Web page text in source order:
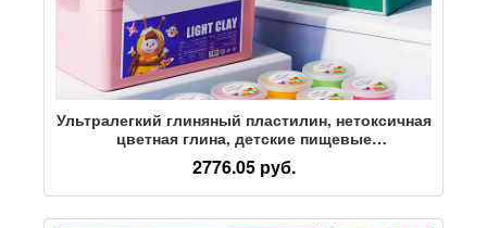
Ультралегкий глиняный пластилин, нетоксичная
цветная глина, детские пищевые
крупногабаритные консервированные поделки,
подарки детям на день рождения
2776.05 руб.